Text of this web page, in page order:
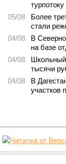
05/08
Более
стали
04/08
В
на базе
04/08
Школьный
тысячи
04/08
В
участков